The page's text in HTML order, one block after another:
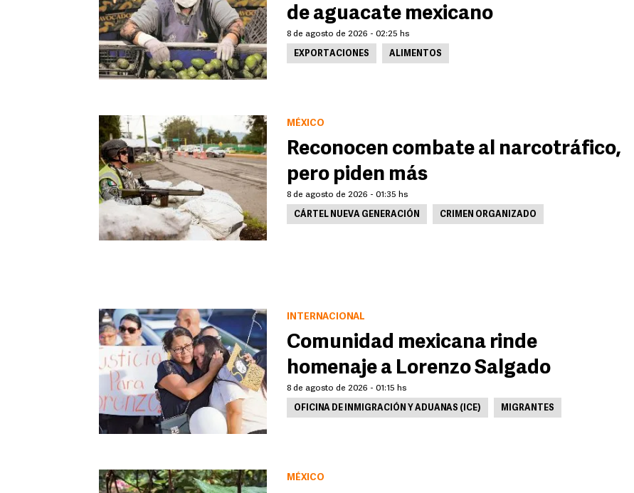
de aguacate mexicano
8 de agosto de 2026 - 02:25 hs
EXPORTACIONES ALIMENTOS
MÉXICO
Reconocen combate al narcotráfico,
pero piden más
8 de agosto de 2026 - 01:35 hs
CÁRTEL NUEVA GENERACIÓN CRIMEN ORGANIZADO
INTERNACIONAL
Comunidad mexicana rinde
homenaje a Lorenzo Salgado
8 de agosto de 2026 - 01:15 hs
OFICINA DE INMIGRACIÓN Y ADUANAS (ICE) MIGRANTES
MÉXICO